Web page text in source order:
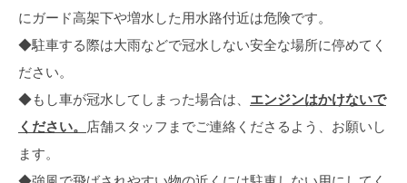
にガード高架下や増水した用水路付近は危険です。
◆駐車する際は大雨などで冠水しない安全な場所に停めてく
ださい。
◆もし車が冠水してしまった場合は、 エンジンはかけないで
ください。
店舗スタッフまでご連絡くださるよう、お願いし
ます。